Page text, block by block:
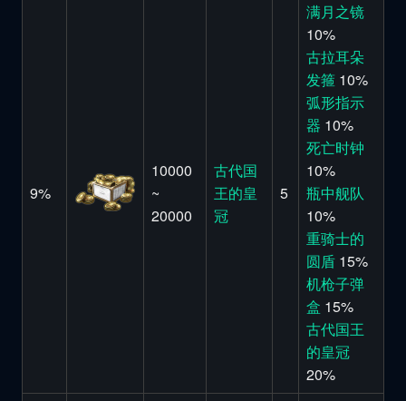
9%
10000
~
20000
古代国
王的皇
冠
5
满月之镜
10%
古拉耳朵
发箍 10%
弧形指示
器 10%
死亡时钟
10%
瓶中舰队
10%
重骑士的
圆盾 15%
机枪子弹
盒 15%
古代国王
的皇冠
20%